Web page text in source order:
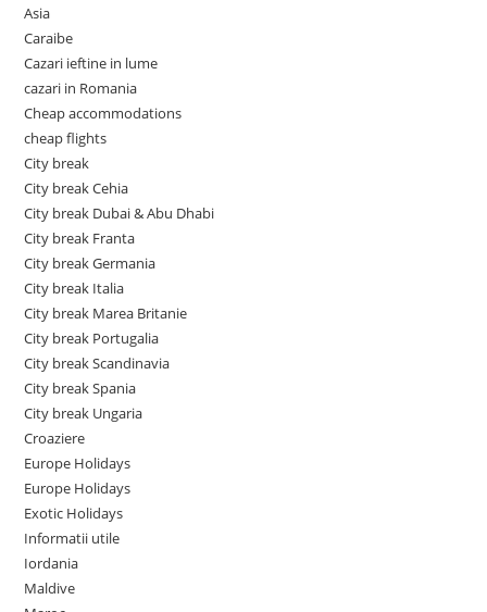
Asia
Caraibe
Cazari ieftine in lume
cazari in Romania
Cheap accommodations
cheap flights
City break
City break Cehia
City break Dubai & Abu Dhabi
City break Franta
City break Germania
City break Italia
City break Marea Britanie
City break Portugalia
City break Scandinavia
City break Spania
City break Ungaria
Croaziere
Europe Holidays
Europe Holidays
Exotic Holidays
Informatii utile
Iordania
Maldive